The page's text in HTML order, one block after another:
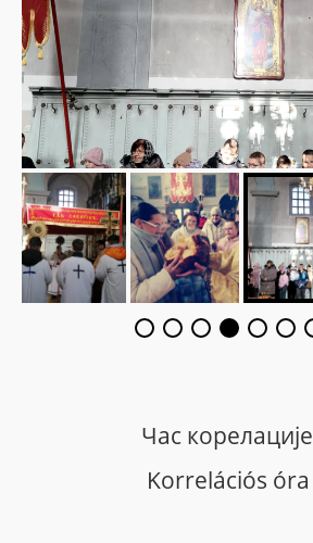
Час корелације
Korrelációs óra